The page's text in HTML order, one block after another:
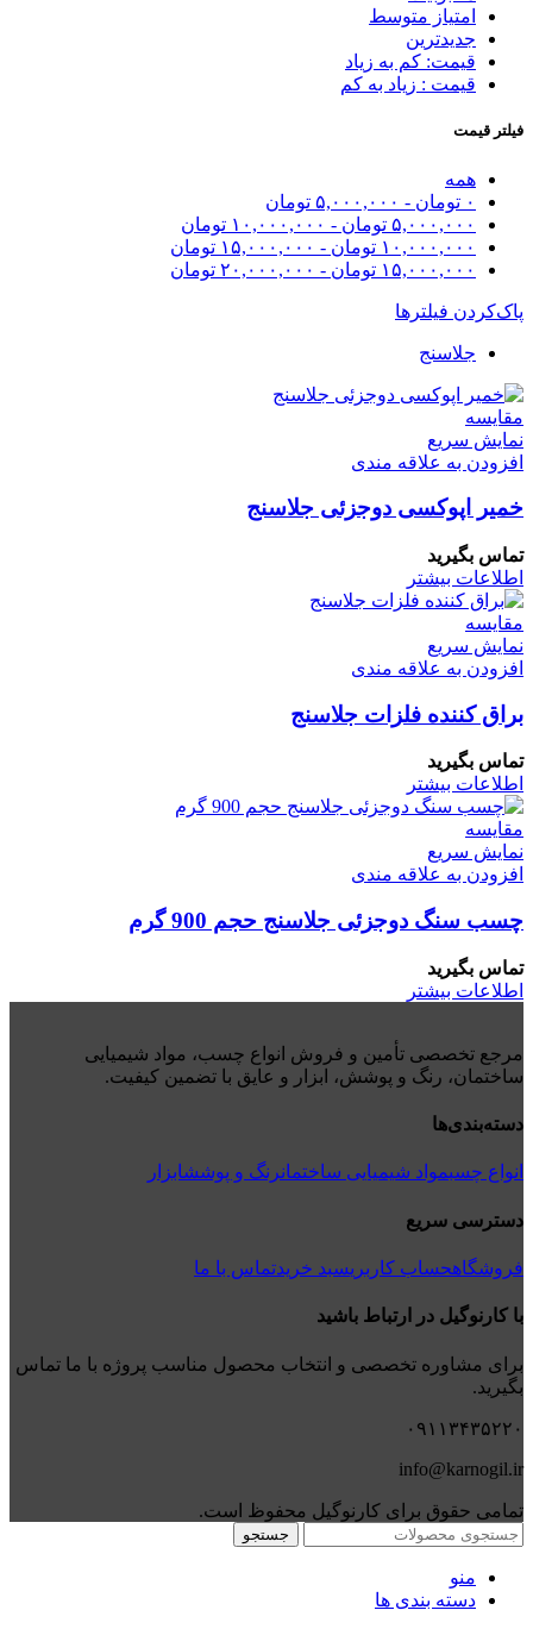
امتیاز متوسط
جدیدترین
قیمت: کم به زیاد
قیمت : زیاد به کم
فیلتر قیمت
همه
۰ تومان - ۵,۰۰۰,۰۰۰ تومان
۵,۰۰۰,۰۰۰ تومان - ۱۰,۰۰۰,۰۰۰ تومان
۱۰,۰۰۰,۰۰۰ تومان - ۱۵,۰۰۰,۰۰۰ تومان
۱۵,۰۰۰,۰۰۰ تومان - ۲۰,۰۰۰,۰۰۰ تومان
پاک‌کردن فیلترها
جلاسنج
مقايسه
نمایش سریع
افزودن به علاقه مندی
خمیر اپوکسی دوجزئی جلاسنج
تماس بگیرید
اطلاعات بیشتر
مقايسه
نمایش سریع
افزودن به علاقه مندی
براق کننده فلزات جلاسنج
تماس بگیرید
اطلاعات بیشتر
مقايسه
نمایش سریع
افزودن به علاقه مندی
چسب سنگ دوجزئی جلاسنج حجم 900 گرم
تماس بگیرید
اطلاعات بیشتر
مرجع تخصصی تأمین و فروش انواع چسب، مواد شیمیایی
ساختمان، رنگ و پوشش، ابزار و عایق با تضمین کیفیت.
دسته‌بندی‌ها
انواع چسبمواد شیمیایی ساختمانرنگ و پوششابزار
دسترسی سریع
فروشگاهحساب کاربریسبد خریدتماس با ما
با کارنوگیل در ارتباط باشید
برای مشاوره تخصصی و انتخاب محصول مناسب پروژه با ما تماس
بگیرید.
۰۹۱۱۳۴۳۵۲۲۰
info@karnogil.ir
تمامی حقوق برای کارنوگیل محفوظ است.
جستجو
منو
دسته بندی ها